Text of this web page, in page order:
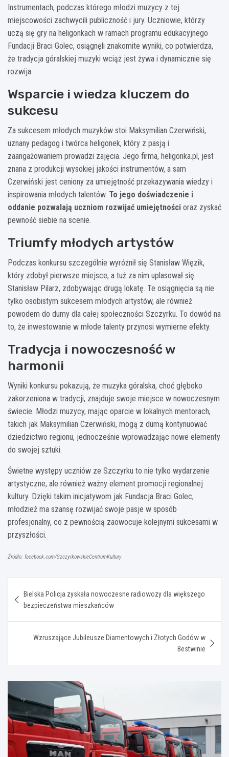
Instrumentach, podczas którego młodzi muzycy z tej
miejscowości zachwycili publiczność i jury. Uczniowie, którzy
uczą się gry na heligonkach w ramach programu edukacyjnego
Fundacji Braci Golec, osiągnęli znakomite wyniki, co potwierdza,
że tradycja góralskiej muzyki wciąż jest żywa i dynamicznie się
rozwija.
Wsparcie i wiedza kluczem do
sukcesu
Za sukcesem młodych muzyków stoi Maksymilian Czerwiński,
uznany pedagog i twórca heligonek, który z pasją i
zaangażowaniem prowadzi zajęcia. Jego firma, heligonka.pl, jest
znana z produkcji wysokiej jakości instrumentów, a sam
Czerwiński jest ceniony za umiejętność przekazywania wiedzy i
inspirowania młodych talentów. To jego doświadczenie i
oddanie pozwalają uczniom rozwijać umiejętności oraz zyskać
pewność siebie na scenie.
Triumfy młodych artystów
Podczas konkursu szczególnie wyróżnił się Stanisław Więzik,
który zdobył pierwsze miejsce, a tuż za nim uplasował się
Stanisław Pilarz, zdobywając drugą lokatę. Te osiągnięcia są nie
tylko osobistym sukcesem młodych artystów, ale również
powodem do dumy dla całej społeczności Szczyrku. To dowód na
to, że inwestowanie w młode talenty przynosi wymierne efekty.
Tradycja i nowoczesność w
harmonii
Wyniki konkursu pokazują, że muzyka góralska, choć głęboko
zakorzeniona w tradycji, znajduje swoje miejsce w nowoczesnym
świecie. Młodzi muzycy, mając oparcie w lokalnych mentorach,
takich jak Maksymilian Czerwiński, mogą z dumą kontynuować
dziedzictwo regionu, jednocześnie wprowadzając nowe elementy
do swojej sztuki.
Świetne występy uczniów ze Szczyrku to nie tylko wydarzenie
artystyczne, ale również ważny element promocji regionalnej
kultury. Dzięki takim inicjatywom jak Fundacja Braci Golec,
młodzież ma szansę rozwijać swoje pasje w sposób
profesjonalny, co z pewnością zaowocuje kolejnymi sukcesami w
przyszłości.
Źródło: facebook.com/SzczyrkowskieCentrumKultury
wpisu
Bielska Policja zyskała nowoczesne radiowozy dla większego
bezpieczeństwa mieszkańców
Wzruszające Jubileusze Diamentowych i Złotych Godów w
Bestwinie